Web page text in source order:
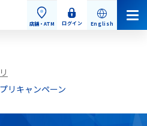
店舗・ATM English
ログイン
リキャンペーン